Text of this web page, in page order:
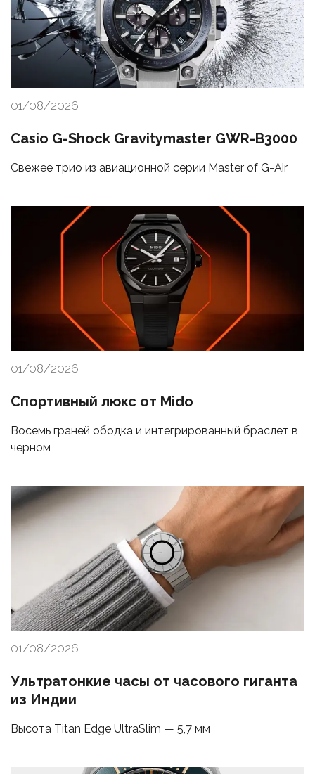
01/08/2026
Casio G-Shock Gravitymaster GWR-B3000
Свежее трио из авиационной серии Master of G-Air
01/08/2026
Спортивный люкс от Mido
Восемь граней ободка и интегрированный браслет в
черном
01/08/2026
Ультратонкие часы от часового гиганта
из Индии
Высота Titan Edge UltraSlim — 5,7 мм